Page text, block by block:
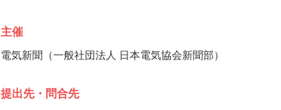
主催
電気新聞（一般社団法人 日本電気協会新聞部）
提出先・問合先